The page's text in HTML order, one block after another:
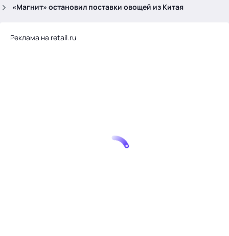
«Магнит» остановил поставки овощей из Китая
Реклама на retail.ru